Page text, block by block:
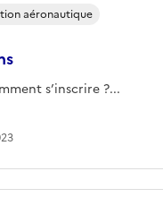
s’inscrire ?...
aéronautique